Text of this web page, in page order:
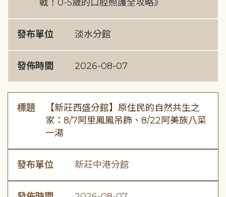
戰！0-5歲的口腔照護全攻略》
發布單位 淡水分館
發佈時間 2026-08-07
標題
【新莊西盛分館】原住民的自然共生之
家：8/7阿里鳳鳳吊飾、8/22阿美族八菜
一湯
發布單位 新莊中港分館